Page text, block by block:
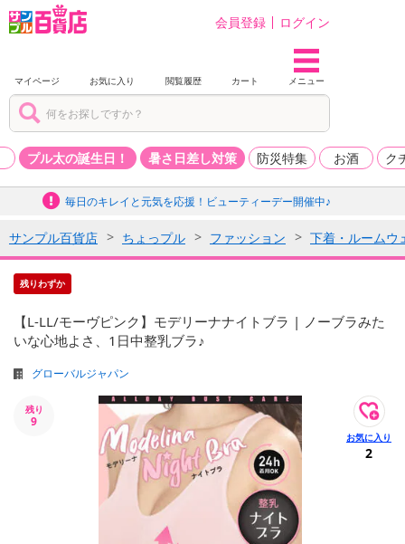
会員登録 ログイン
マイページ お気に入り 閲覧履歴 カート メニュー
プル太の誕生日！ 暑さ日差し対策 防災特集 お酒 ク
毎日のキレイと元気を応援！ビューティーデー開催中♪
サンプル百貨店 ちょっプル ファッション 下着・ルームウ
残りわずか
【L-LL/モーヴピンク】モデリーナナイトブラ | ノーブラみた
いな心地よさ、1日中整乳ブラ♪
グローバルジャパン
残り
9
2